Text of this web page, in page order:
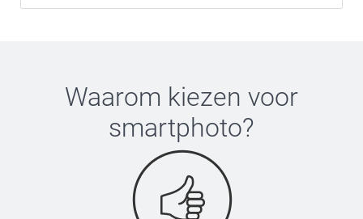
Waarom kiezen voor
smartphoto?